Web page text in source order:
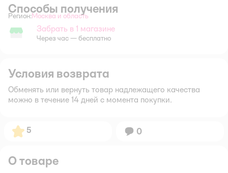
Способы получения
Регион: Выбор адреса доставки.
Москва и область
Забрать в магазине
Забрать в 1 магазине
Через час — бесплатно
Условия возврата
Обменять или вернуть товар надлежащего качества
можно в течение 14 дней с момента покупки.
Рейтинг:
5 Вопросов:
0
О товаре